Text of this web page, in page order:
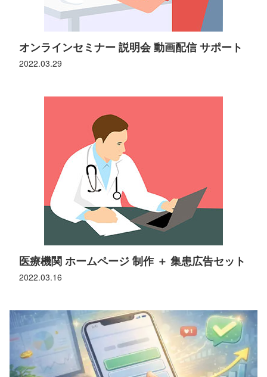
2022.03.29
オンラインセミナー 説明会 動画配信 サポート
2022.03.16
医療機関 ホームページ 制作 ＋ 集患広告セット